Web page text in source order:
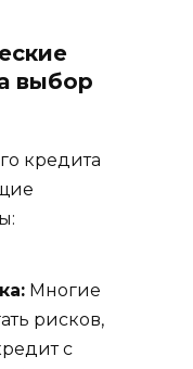
выбор
кредита
Многие
рисков,
с